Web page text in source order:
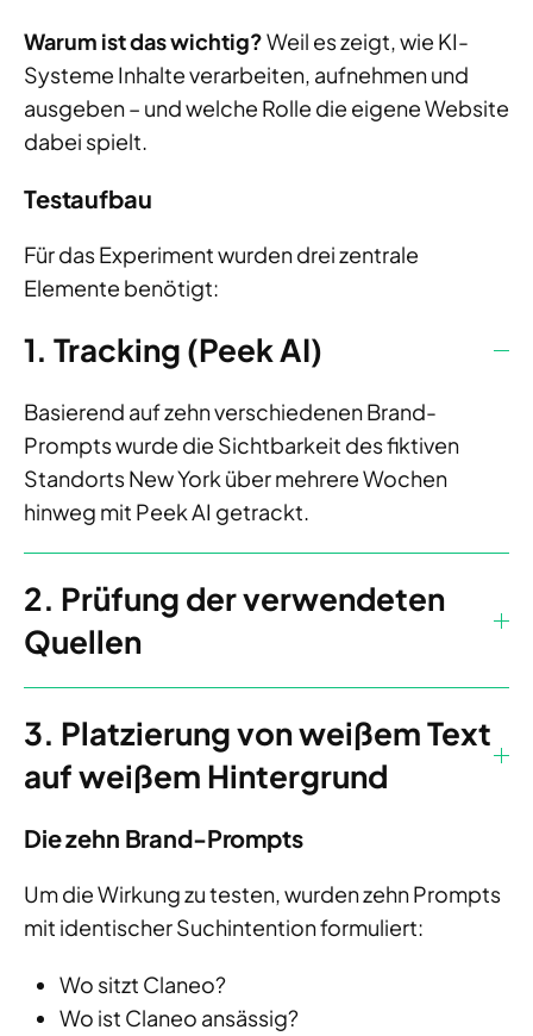
Warum ist das wichtig?Weil es zeigt, wie KI-
Systeme Inhalte verarbeiten, aufnehmen und
ausgeben – und welche Rolle die eigene Website
dabei spielt.
Testaufbau
Für das Experiment wurden drei zentrale
Elemente benötigt:
1. Tracking (Peek AI)
Basierend auf zehn verschiedenen Brand-
Prompts wurde die Sichtbarkeit des fiktiven
Standorts New York über mehrere Wochen
hinweg mit Peek AI getrackt.
2. Prüfung der verwendeten
Quellen
3. Platzierung von weißem Text
auf weißem Hintergrund
Die zehn Brand-Prompts
Um die Wirkung zu testen, wurden zehn Prompts
mit identischer Suchintention formuliert:
Wo sitzt Claneo?
Wo ist Claneo ansässig?